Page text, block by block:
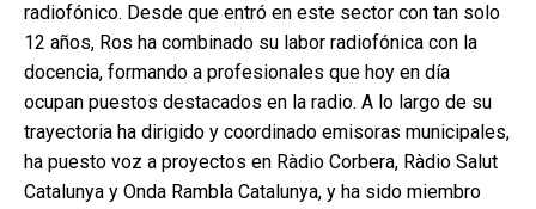
radiofónico. Desde que entró en este sector con tan solo
12 años, Ros ha combinado su labor radiofónica con la
docencia, formando a profesionales que hoy en día
ocupan puestos destacados en la radio. A lo largo de su
trayectoria ha dirigido y coordinado emisoras municipales,
ha puesto voz a proyectos en Ràdio Corbera, Ràdio Salut
Catalunya y Onda Rambla Catalunya, y ha sido miembro